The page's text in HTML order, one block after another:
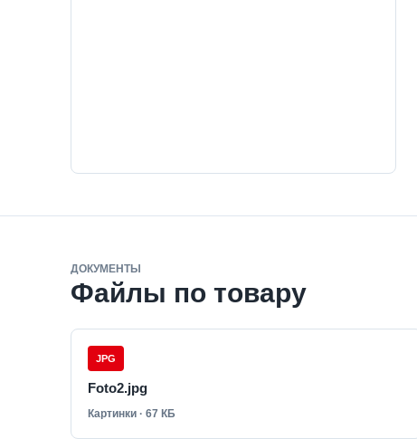
ДОКУМЕНТЫ
Файлы по товару
JPG
Foto2.jpg
Картинки · 67 КБ